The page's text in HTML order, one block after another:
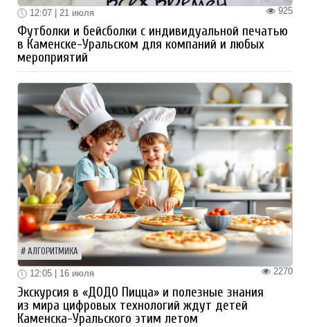
925
12:07 | 21 июля
Футболки и бейсболки с индивидуальной печатью
в Каменске-Уральском для компаний и любых
мероприятий
АЛГОРИТМИКА
2270
12:05 | 16 июля
Экскурсия в «ДОДО Пицца» и полезные знания
из мира цифровых технологий ждут детей
Каменска-Уральского этим летом